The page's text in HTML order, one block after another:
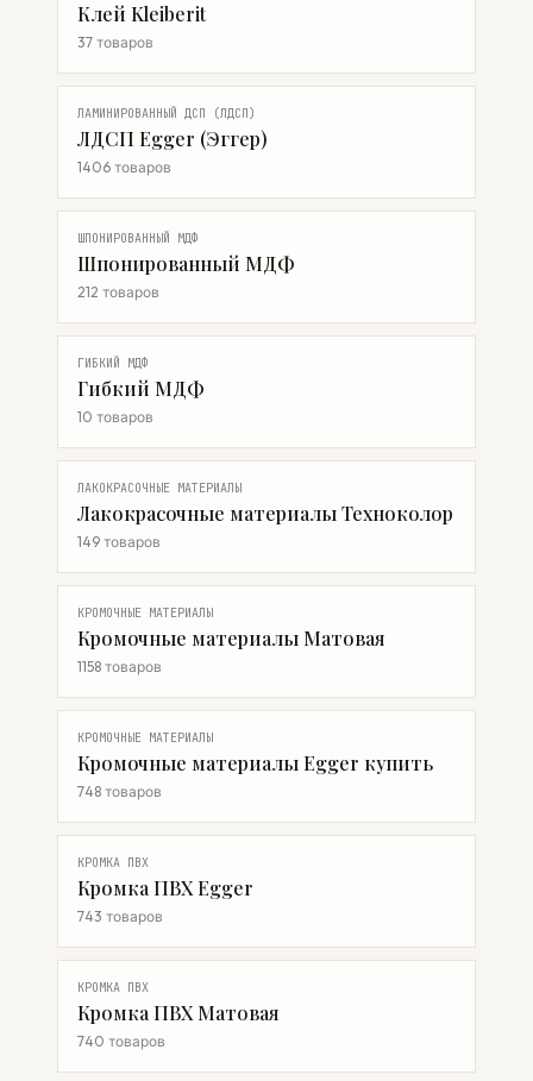
Клей Kleiberit
37 товаров
ЛАМИНИРОВАННЫЙ ДСП (ЛДСП)
ЛДСП Egger (Эггер)
1406 товаров
ШПОНИРОВАННЫЙ МДФ
Шпонированный МДФ
212 товаров
ГИБКИЙ МДФ
Гибкий МДФ
10 товаров
ЛАКОКРАСОЧНЫЕ МАТЕРИАЛЫ
Лакокрасочные материалы Техноколор
149 товаров
КРОМОЧНЫЕ МАТЕРИАЛЫ
Кромочные материалы Матовая
1158 товаров
КРОМОЧНЫЕ МАТЕРИАЛЫ
Кромочные материалы Egger купить
748 товаров
КРОМКА ПВХ
Кромка ПВХ Egger
743 товаров
КРОМКА ПВХ
Кромка ПВХ Матовая
740 товаров